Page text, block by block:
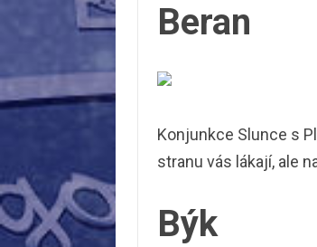
Beran
Konjunkce Slunce s
stranu vás lákají, ale
Býk